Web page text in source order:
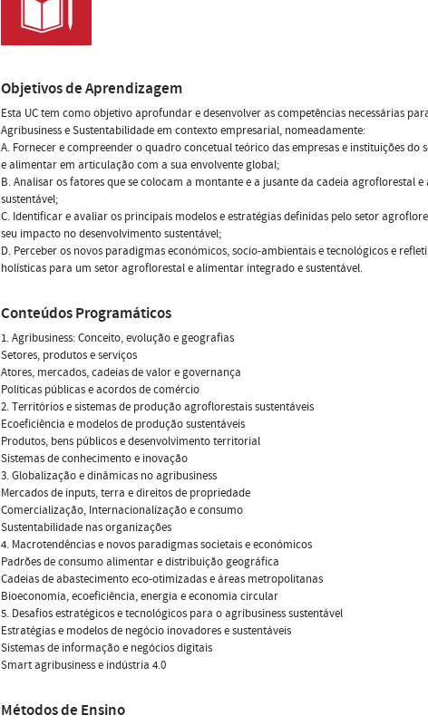
Objetivos de Aprendizagem
Esta UC tem como objetivo aprofundar e desenvolver as competências necessárias
Agribusiness e Sustentabilidade em contexto empresarial, nomeadamente:
A. Fornecer e compreender o quadro concetual teórico das empresas e instituições do
e alimentar em articulação com a sua envolvente global;
B. Analisar os fatores que se colocam a montante e a jusante da cadeia agroflorestal
sustentável;
C. Identificar e avaliar os principais modelos e estratégias definidas pelo setor
seu impacto no desenvolvimento sustentável;
D. Perceber os novos paradigmas económicos, socio-ambientais e tecnológicos e
holísticas para um setor agroflorestal e alimentar integrado e sustentável.
Conteúdos Programáticos
1. Agribusiness: Conceito, evolução e geografias
Setores, produtos e serviços
Atores, mercados, cadeias de valor e governança
Políticas públicas e acordos de comércio
2. Territórios e sistemas de produção agroflorestais sustentáveis
Ecoeficiência e modelos de produção sustentáveis
Produtos, bens públicos e desenvolvimento territorial
Sistemas de conhecimento e inovação
3. Globalização e dinâmicas no agribusiness
Mercados de inputs, terra e direitos de propriedade
Comercialização, Internacionalização e consumo
Sustentabilidade nas organizações
4. Macrotendências e novos paradigmas societais e económicos
Padrões de consumo alimentar e distribuição geográfica
Cadeias de abastecimento eco-otimizadas e áreas metropolitanas
Bioeconomia, ecoeficiência, energia e economia circular
5. Desafios estratégicos e tecnológicos para o agribusiness sustentável
Estratégias e modelos de negócio inovadores e sustentáveis
Sistemas de informação e negócios digitais
Smart agribusiness e indústria 4.0
Métodos de Ensino